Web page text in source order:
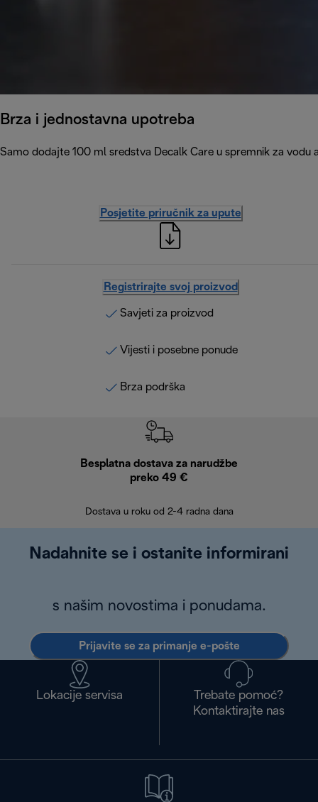
Brza i jednostavna upotreba
Samo dodajte 100 ml sredstva Decalk Care u spremnik za vodu
Posjetite priručnik za upute
Registrirajte svoj proizvod
Savjeti za proizvod
Vijesti i posebne ponude
Brza podrška
Besplatna dostava za narudžbe
preko 49 €
Dostava u roku od 2-4 radna dana
Nadahnite se i ostanite informirani
s našim novostima i ponudama.
Prijavite se za primanje e-pošte
Lokacije servisa
Trebate pomoć?
Kontaktirajte nas